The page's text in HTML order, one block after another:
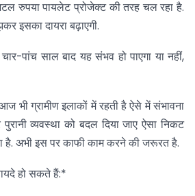
रुपया पायलेट प्रोजेक्ट की तरह चल रहा है.
इसका दायरा बढ़ाएगी.
पांच साल बाद यह संभव हो पाएगा या नहीं,
भी ग्रामीण इलाकों में रहती है ऐसे में संभावना
व्यवस्था को बदल दिया जाए ऐसा निकट
है. अभी इस पर काफी काम करने की जरूरत है.
हो सकते हैं:*